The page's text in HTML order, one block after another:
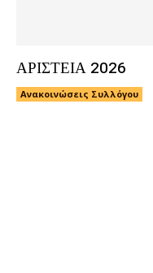
ΑΡΙΣΤΕΙΑ 2026
Ανακοινώσεις Συλλόγου